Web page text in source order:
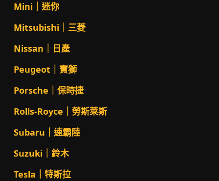
Mini｜迷你
Mitsubishi｜三菱
Nissan｜日產
Peugeot｜寶獅
Porsche｜保時捷
Rolls-Royce｜勞斯萊斯
Subaru｜速霸陸
Suzuki｜鈴木
Tesla｜特斯拉